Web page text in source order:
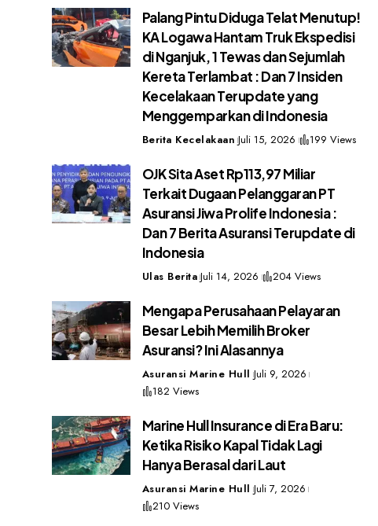
Palang Pintu Diduga Telat Menutup!
KA Logawa Hantam Truk Ekspedisi
di Nganjuk, 1 Tewas dan Sejumlah
Kereta Terlambat : Dan 7 Insiden
Kecelakaan Terupdate yang
Menggemparkan di Indonesia
Berita Kecelakaan Juli 15, 2026 199 Views
OJK Sita Aset Rp113,97 Miliar
Terkait Dugaan Pelanggaran PT
Asuransi Jiwa Prolife Indonesia :
Dan 7 Berita Asuransi Terupdate di
Indonesia
Ulas Berita Juli 14, 2026 204 Views
Mengapa Perusahaan Pelayaran
Besar Lebih Memilih Broker
Asuransi? Ini Alasannya
Asuransi Marine Hull Juli 9, 2026
182 Views
Marine Hull Insurance di Era Baru:
Ketika Risiko Kapal Tidak Lagi
Hanya Berasal dari Laut
Asuransi Marine Hull Juli 7, 2026
210 Views